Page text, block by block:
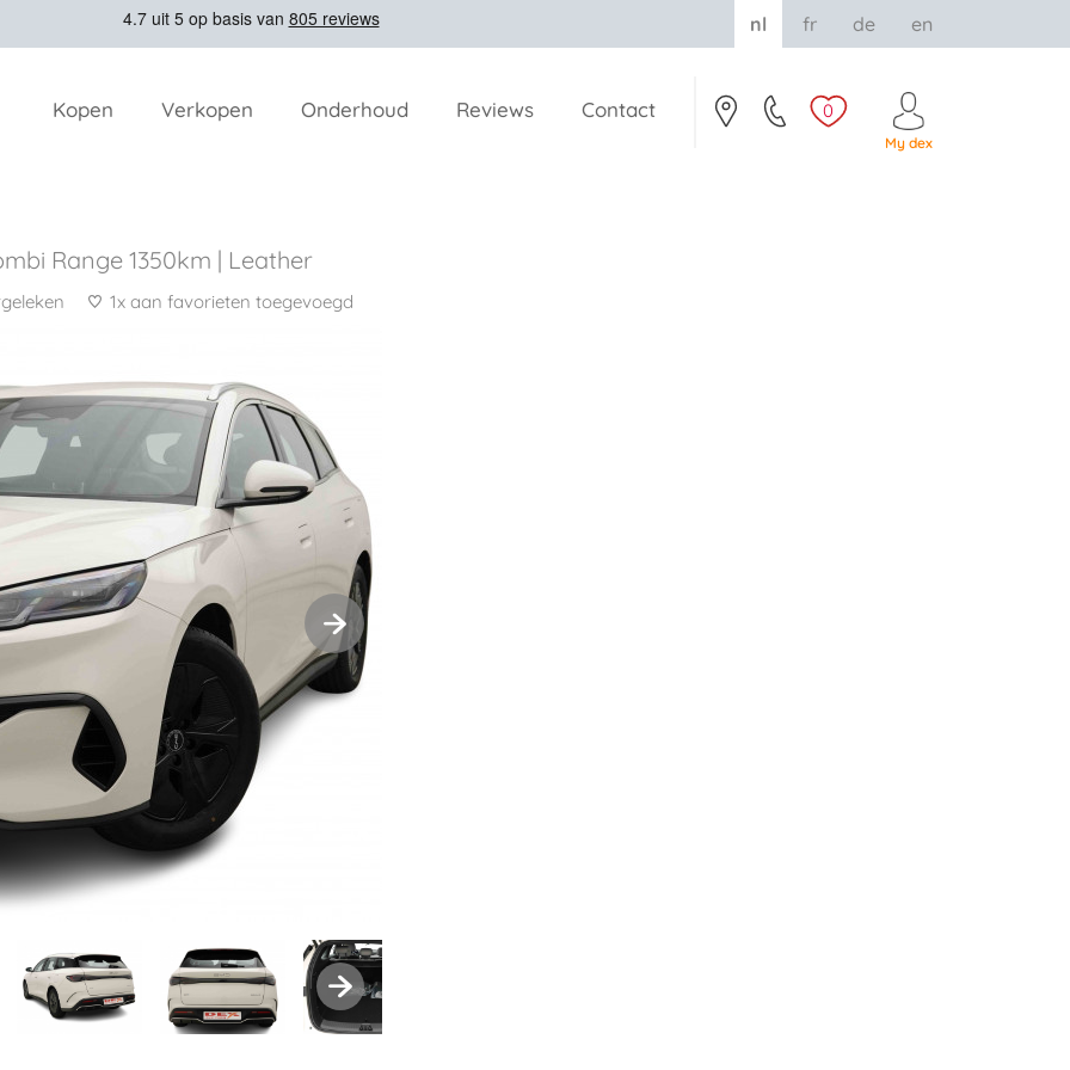
0
My dex
nl fr de en
Kopen Verkopen Onderhoud Reviews Contact
Range 1350km | Leather
1x aan favorieten toegevoegd